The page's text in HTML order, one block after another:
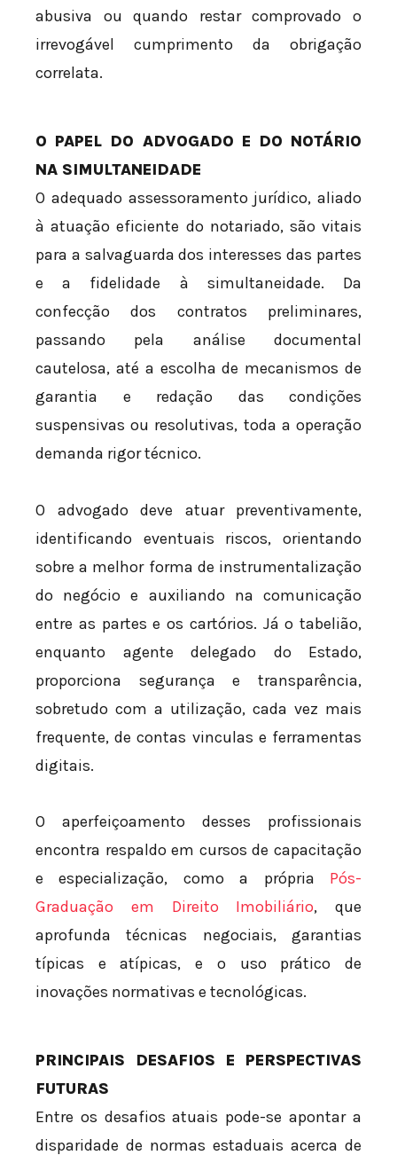
abusiva ou quando restar comprovado o
irrevogável cumprimento da obrigação
correlata.
O PAPEL DO ADVOGADO E DO NOTÁRIO
NA SIMULTANEIDADE
O adequado assessoramento jurídico, aliado
à atuação eficiente do notariado, são vitais
para a salvaguarda dos interesses das partes
e a fidelidade à simultaneidade. Da
confecção dos contratos preliminares,
passando pela análise documental
cautelosa, até a escolha de mecanismos de
garantia e redação das condições
suspensivas ou resolutivas, toda a operação
demanda rigor técnico.
O advogado deve atuar preventivamente,
identificando eventuais riscos, orientando
sobre a melhor forma de instrumentalização
do negócio e auxiliando na comunicação
entre as partes e os cartórios. Já o tabelião,
enquanto agente delegado do Estado,
proporciona segurança e transparência,
sobretudo com a utilização, cada vez mais
frequente, de contas vinculas e ferramentas
digitais.
O aperfeiçoamento desses profissionais
encontra respaldo em cursos de capacitação
e especialização, como a própria Pós-
Graduação em Direito Imobiliário, que
aprofunda técnicas negociais, garantias
típicas e atípicas, e o uso prático de
inovações normativas e tecnológicas.
PRINCIPAIS DESAFIOS E PERSPECTIVAS
FUTURAS
Entre os desafios atuais pode-se apontar a
disparidade de normas estaduais acerca de